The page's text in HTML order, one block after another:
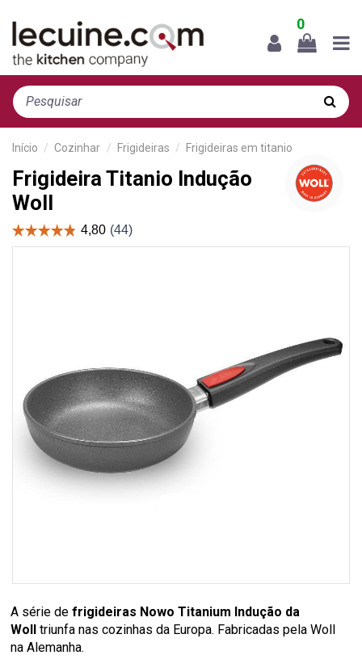
0
Início Cozinhar Frigideiras Frigideiras em titanio
Frigideira Titanio Indução
Woll
A série defrigideiras Nowo Titanium Indução da
Woll triunfa nas cozinhas da Europa. Fabricadas pela Woll
na Alemanha.